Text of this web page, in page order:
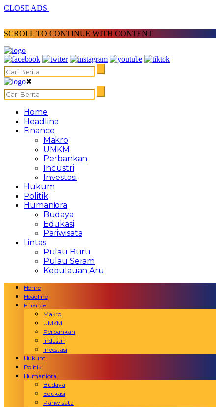
CLOSE ADS
SCROLL TO CONTINUE WITH CONTENT
✖
Home
Headline
Finance
Makro
UMKM
Perbankan
Industri
Investasi
Hukum
Politik
Humaniora
Budaya
Edukasi
Pariwisata
Lintas
Pulau Buru
Pulau Seram
Kepulauan Aru
Home
Headline
Finance
Makro
UMKM
Perbankan
Industri
Investasi
Hukum
Politik
Humaniora
Budaya
Edukasi
Pariwisata